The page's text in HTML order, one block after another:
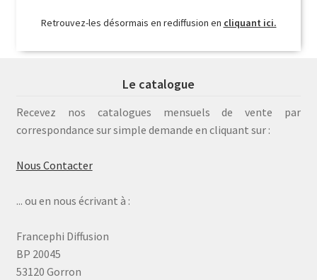
Retrouvez-les désormais en rediffusion en cliquant ici.
Le catalogue
Recevez nos catalogues mensuels de vente par
correspondance sur simple demande en cliquant sur :
Nous Contacter
... ou en nous écrivant à :
Francephi Diffusion
BP 20045
53120 Gorron